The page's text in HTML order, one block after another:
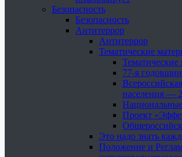
Безопасность
Безопасность
Антитеррор
Антитеррор
Тематические
Тематические
77-я
населения —
Проект
Это надо знать
Положение и